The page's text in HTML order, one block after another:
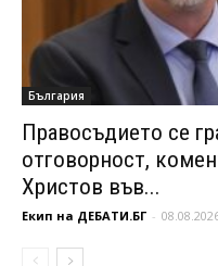
България
Правосъдието се
отговорност,
Христов във...
Екип на ДЕБАТИ.БГ -